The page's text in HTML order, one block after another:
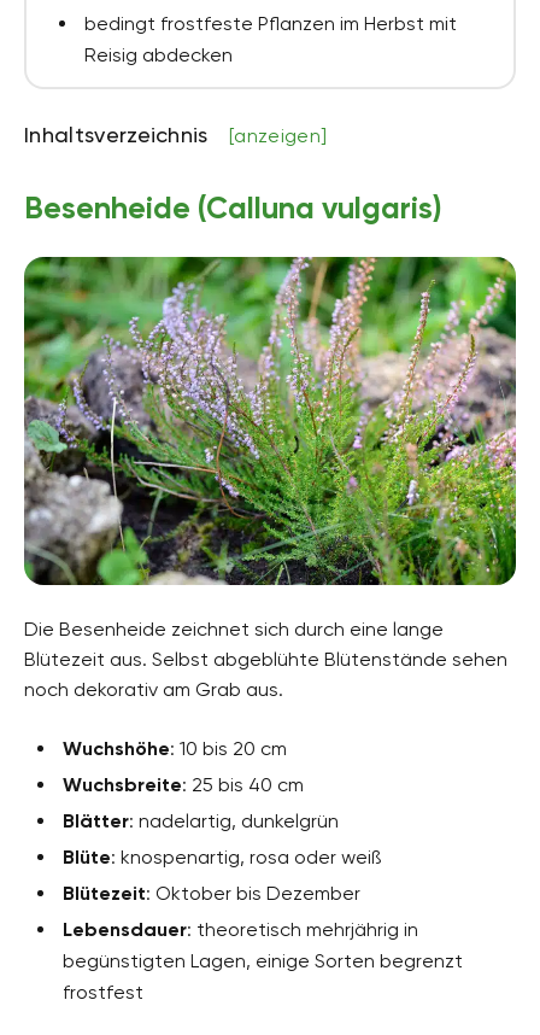
bedingt frostfeste Pflanzen im Herbst mit
Reisig abdecken
Inhaltsverzeichnis [anzeigen]
Besenheide (Calluna vulgaris)
Die Besenheide zeichnet sich durch eine lange
Blütezeit aus. Selbst abgeblühte Blütenstände sehen
noch dekorativ am Grab aus.
Wuchshöhe: 10 bis 20 cm
Wuchsbreite: 25 bis 40 cm
Blätter: nadelartig, dunkelgrün
Blüte: knospenartig, rosa oder weiß
Blütezeit: Oktober bis Dezember
Lebensdauer: theoretisch mehrjährig in
begünstigten Lagen, einige Sorten begrenzt
frostfest